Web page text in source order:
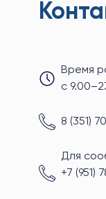
Время
с
8 (351)
Для
+7 (951)